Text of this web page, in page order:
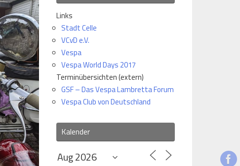
Links
Stadt Celle
VCvD e.V.
Vespa
Vespa World Days 2017
Terminübersichten (extern)
GSF – Das Vespa Lambretta Forum
Vespa Club von Deutschland
Kalender